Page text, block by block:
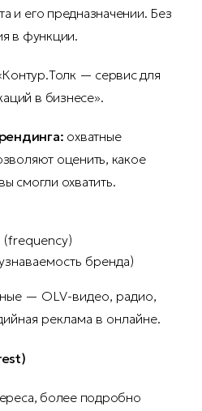
и его предназначении. Без
в функции.
— сервис для
в бизнесе».
охватные
оценить, какое
смогли охватить.
(frequency)
бренда)
— OLV-видео, радио,
реклама в онлайне.
более подробно